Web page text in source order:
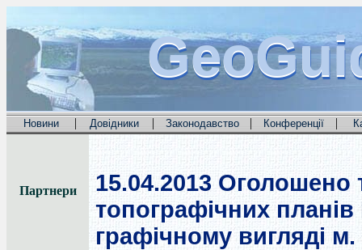
Новини | Довідники | Законодавство | Конференції |
Партнери 15.04.2013 Оголошено
топографічних
графічному вигляді